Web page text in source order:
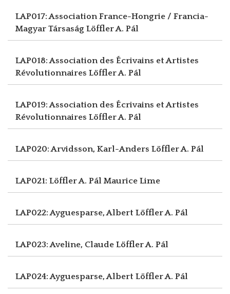
LAP017: Association France-Hongrie / Francia-
Magyar Társaság Löffler A. Pál
LAP018: Association des Écrivains et Artistes
Révolutionnaires Löffler A. Pál
LAP019: Association des Écrivains et Artistes
Révolutionnaires Löffler A. Pál
LAP020: Arvidsson, Karl-Anders Löffler A. Pál
LAP021: Löffler A. Pál Maurice Lime
LAP022: Ayguesparse, Albert Löffler A. Pál
LAP023: Aveline, Claude Löffler A. Pál
LAP024: Ayguesparse, Albert Löffler A. Pál